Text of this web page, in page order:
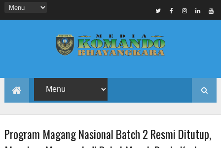
Program Magang Nasional Batch 2 Resmi Ditutup,